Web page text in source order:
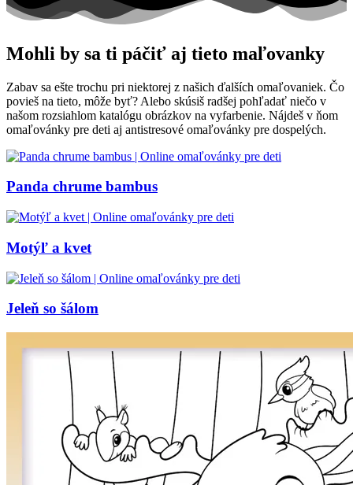
Mohli by sa ti páčiť aj tieto maľovanky
Zabav sa ešte trochu pri niektorej z našich ďalších omaľovaniek. Čo
povieš na tieto, môže byť? Alebo skúsiš radšej pohľadať niečo v
našom rozsiahlom katalógu obrázkov na vyfarbenie. Nájdeš v ňom
omaľovánky pre deti aj antistresové omaľovánky pre dospelých.
Panda chrume bambus
Motýľ a kvet
Jeleň so šálom